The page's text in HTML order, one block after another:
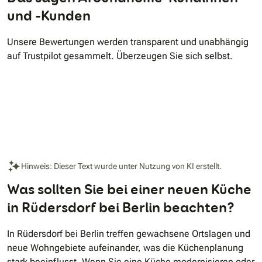
und -Kunden
Unsere Bewertungen werden transparent und unabhängig
auf Trustpilot gesammelt. Überzeugen Sie sich selbst.
Hinweis: Dieser Text wurde unter Nutzung von KI erstellt.
Was sollten Sie bei einer neuen Küche
in Rüdersdorf bei Berlin beachten?
In Rüdersdorf bei Berlin treffen gewachsene Ortslagen und
neue Wohngebiete aufeinander, was die Küchenplanung